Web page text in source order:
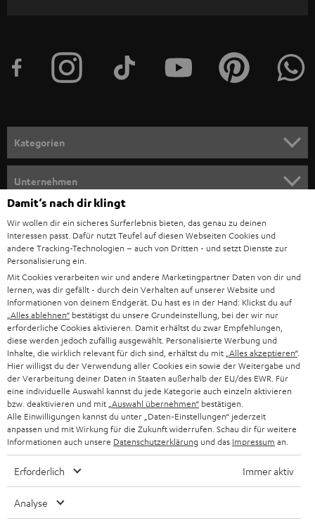
e
n
m
e
l
d
u
n
g
Kategorien
HEIMKINO-KOMPLETTANLAGEN
SOUNDBAR
STEREO
SMART HOME
BLUETOOTH-LAUTSPRECHER
KOPFHÖRER
BLUETOOTH-KOPFHÖRER
STEREOANLAGEN
LAUTSPRECHER
ULTIMA-SERIE
Unternehmen
KARRIERE
PRESSE & MARKETING
GESCHÄFTSKUNDEN
PARTNERPROGRAMM
BLOG
NEWSLETTER
STORES
Teufel Onlineshops
DEUTSCHLAND
ÖSTERREICH
SCHWEIZ
NIEDERLANDE
BELGIEN
FRANKREICH
Damit‘s nach dir klingt
Wir wollen dir ein sicheres Surferlebnis bieten, das genau zu deinen
Interessen passt. Dafür nutzt Teufel auf diesen Webseiten Cookies und
andere Tracking-Technologien – auch von Dritten - und setzt Dienste zur
Personalisierung ein.
Mit Cookies verarbeiten wir und andere Marketingpartner Daten von dir und
lernen, was dir gefällt - durch dein Verhalten auf unserer Website und
Informationen von deinem Endgerät. Du hast es in der Hand: Klickst du auf
„Alles ablehnen“ bestätigst du unsere Grundeinstellung, bei der wir nur
erforderliche Cookies aktivieren. Damit erhältst du zwar Empfehlungen,
diese werden jedoch zufällig ausgewählt. Personalisierte Werbung und
Inhalte, die wirklich relevant für dich sind, erhältst du mit „Alles akzeptieren“.
Hier willigst du der Verwendung aller Cookies ein sowie der Weitergabe und
der Verarbeitung deiner Daten in Staaten außerhalb der EU/des EWR. Für
eine individuelle Auswahl kannst du jede Kategorie auch einzeln aktivieren
bzw. deaktivieren und mit „Auswahl übernehmen“ bestätigen.
Alle Einwilligungen kannst du unter „Daten-Einstellungen“ jederzeit
anpassen und mit Wirkung für die Zukunft widerrufen. Schau dir für weitere
Informationen auch unsere Datenschutzerklärung und das Impressum an.
Erforderlich Immer aktiv
Analyse